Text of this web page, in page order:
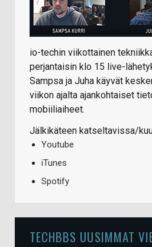
io-techin viikottainen
perjantaisin klo 15 live-
Sampsa ja Juha käyvät
viikon ajalta ajankohtaiset
mobiiliaiheet.
Jälkikäteen katseltavissa/
Youtube
iTunes
Spotify
TECHBBS UUSIMMAT